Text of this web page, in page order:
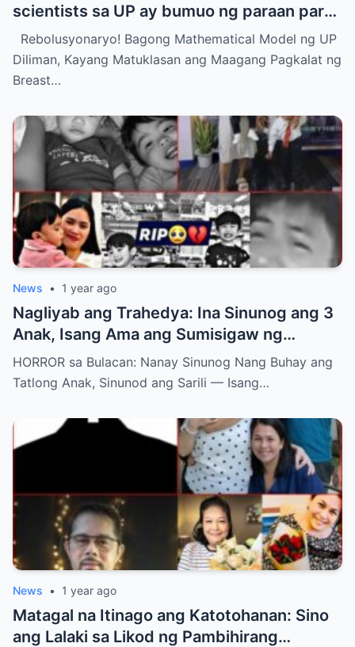
scientists sa UP ay bumuo ng paraan para
matukoy ang maagang pagkalat ng breast
cancer
Rebolusyonaryo! Bagong Mathematical Model ng UP
Diliman, Kayang Matuklasan ang Maagang Pagkalat ng
Breast…
News • 1 year ago
Nagliyab ang Trahedya: Ina Sinunog ang 3
Anak, Isang Ama ang Sumisigaw ng
Hustisya – Ano ang Unang Salita Niyang
Nasambit?
HORROR sa Bulacan: Nanay Sinunog Nang Buhay ang
Tatlong Anak, Sinunod ang Sarili — Isang…
News • 1 year ago
Matagal na Itinago ang Katotohanan: Sino
ang Lalaki sa Likod ng Pambihirang